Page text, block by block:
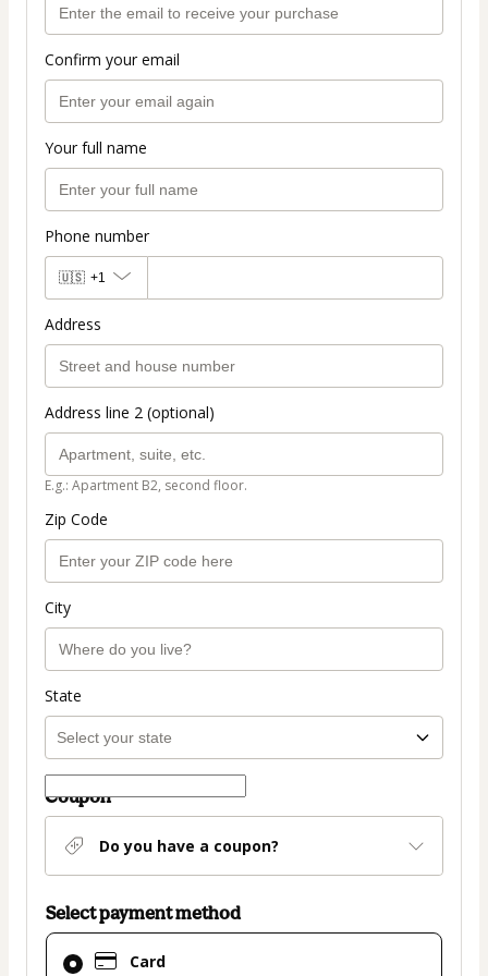
Confirm your email
Your full name
Phone number
🇺🇸 +1
Address
Address line 2 (optional)
E.g.: Apartment B2, second floor.
Zip Code
City
State
Coupon
Do you have a coupon?
Select payment method
Card
Card
selected